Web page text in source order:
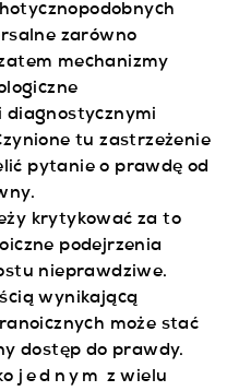
zarówno
mechanizmy
diagnostycznymi
tu zastrzeżenie
pytanie o prawdę od
krytykować za to
podejrzenia
nieprawdziwe.
wynikającą
może stać
dostęp do prawdy.
jednym z wielu